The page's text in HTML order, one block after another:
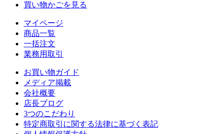
買い物かごを見る
マイページ
商品一覧
一括注文
業務用取引
お買い物ガイド
メディア掲載
会社概要
店長ブログ
3つのこだわり
特定商取引に関する法律に基づく表記